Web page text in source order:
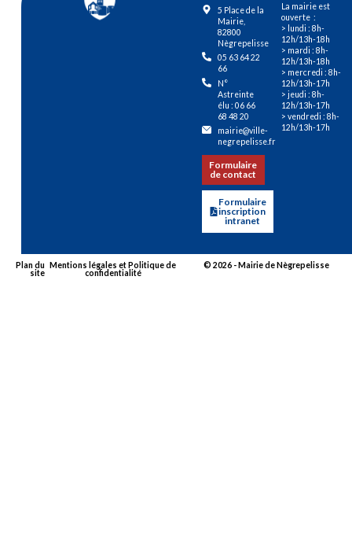
5 Place de la
Mairie,
82800
Nègrepelisse
05 63 64 22
66
N°
Astreinte
élu : 06 66
68 48 20
mairie@ville-
negrepelisse.fr
Formulaire
de contact
Formulaire
inscription
intranet
La mairie est
ouverte :
> lundi : 8h-
12h/13h-18h
> mardi : 8h-
12h/13h-18h
> mercredi : 8h-
12h/13h-17h
> jeudi : 8h-
12h/13h-17h
> vendredi : 8h-
12h/13h-17h
Plan du
site
Mentions légales et Politique de
confidentialité
© 2026 - Mairie de Nègrepelisse